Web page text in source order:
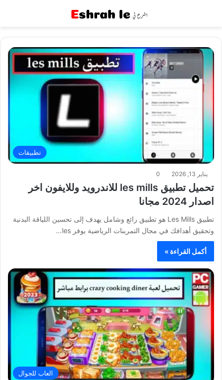
تطبيقات
يناير 13, 2026 0
تحميل تطبيق les mills للاندرويد وللايفون اخر
اصدار 2024 مجانا
تطبيق Les Mills هو تطبيق رائع وشامل يهدف إلى تحسين اللياقة البدنية
وتحقيق أهدافك في مجال التمرينات الرياضية يوفر les…
أكمل القراءة »
العاب للجوال